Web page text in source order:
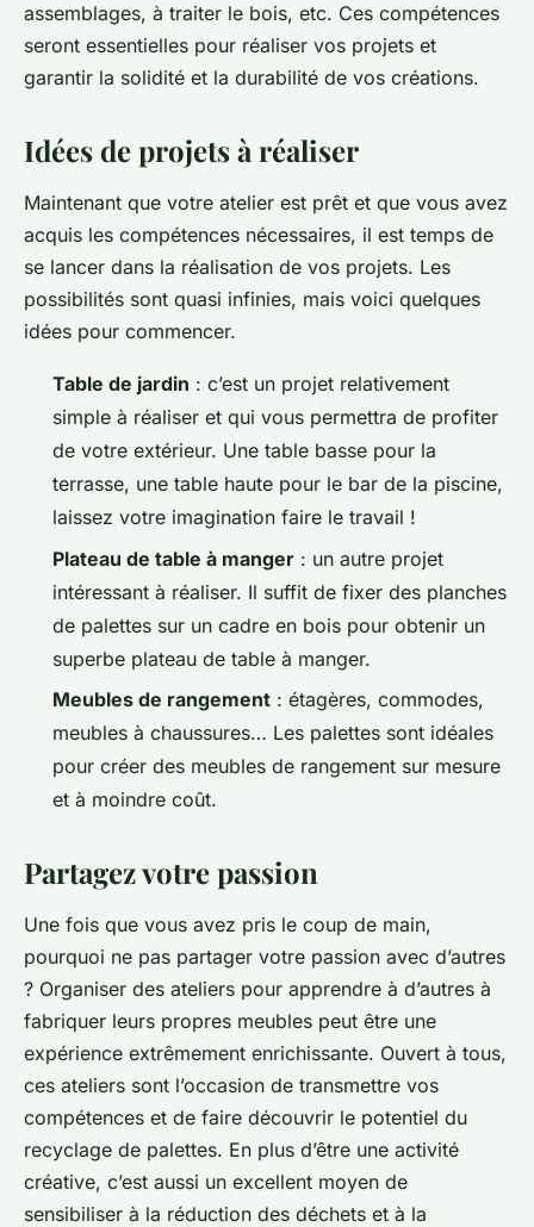
assemblages, à traiter le bois, etc. Ces compétences
seront essentielles pour réaliser vos projets et
garantir la solidité et la durabilité de vos créations.
Idées de projets à réaliser
Maintenant que votre atelier est prêt et que vous avez
acquis les compétences nécessaires, il est temps de
se lancer dans la réalisation de vos projets. Les
possibilités sont quasi infinies, mais voici quelques
idées pour commencer.
Table de jardin : c’est un projet relativement
simple à réaliser et qui vous permettra de profiter
de votre extérieur. Une table basse pour la
terrasse, une table haute pour le bar de la piscine,
laissez votre imagination faire le travail !
Plateau de table à manger : un autre projet
intéressant à réaliser. Il suffit de fixer des planches
de palettes sur un cadre en bois pour obtenir un
superbe plateau de table à manger.
Meubles de rangement : étagères, commodes,
meubles à chaussures… Les palettes sont idéales
pour créer des meubles de rangement sur mesure
et à moindre coût.
Partagez votre passion
Une fois que vous avez pris le coup de main,
pourquoi ne pas partager votre passion avec d’autres
? Organiser des ateliers pour apprendre à d’autres à
fabriquer leurs propres meubles peut être une
expérience extrêmement enrichissante. Ouvert à tous,
ces ateliers sont l’occasion de transmettre vos
compétences et de faire découvrir le potentiel du
recyclage de palettes. En plus d’être une activité
créative, c’est aussi un excellent moyen de
sensibiliser à la réduction des déchets et à la